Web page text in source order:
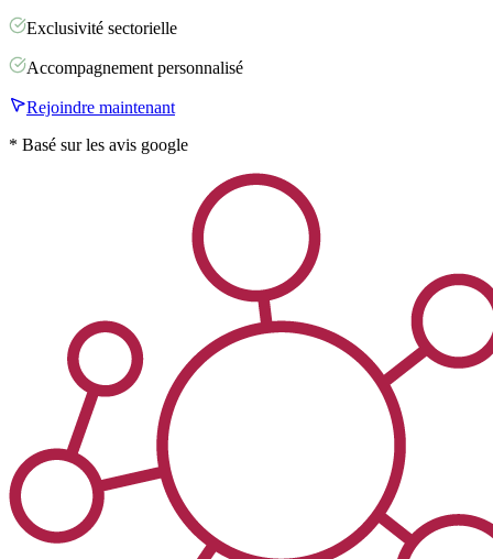
Exclusivité sectorielle
Accompagnement personnalisé
Rejoindre maintenant
* Basé sur les avis google